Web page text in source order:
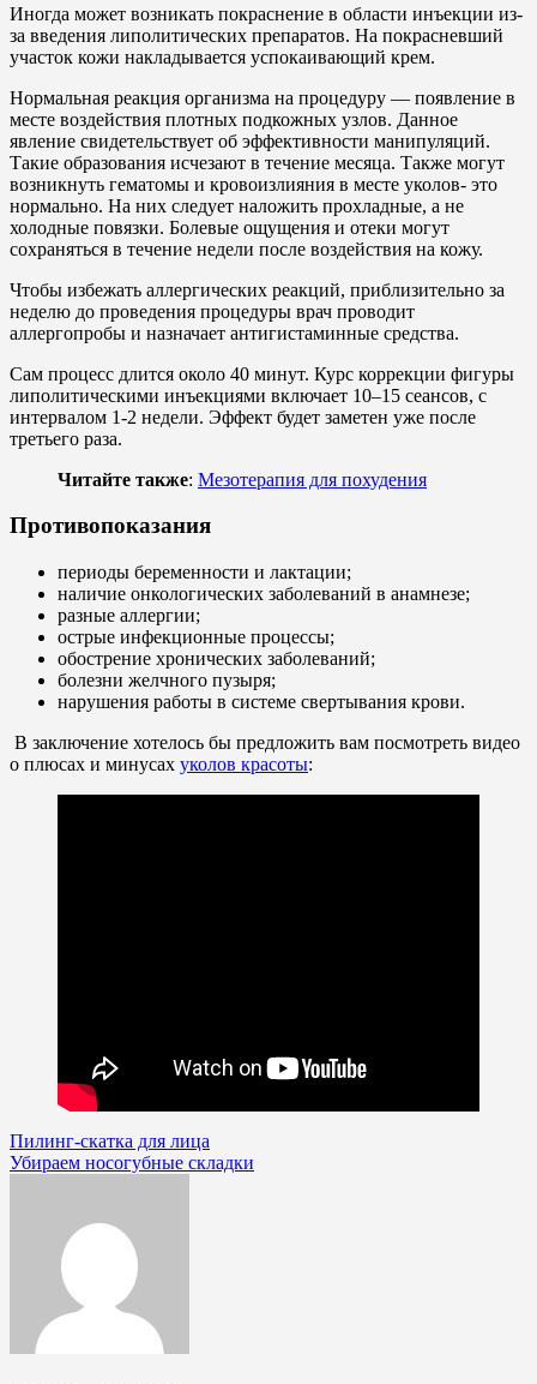
Иногда может возникать покраснение в области инъекции из-
за введения липолитических препаратов. На покрасневший
участок кожи накладывается успокаивающий крем.
Нормальная реакция организма на процедуру — появление в
месте воздействия плотных подкожных узлов. Данное
явление свидетельствует об эффективности манипуляций.
Такие образования исчезают в течение месяца. Также могут
возникнуть гематомы и кровоизлияния в месте уколов- это
нормально. На них следует наложить прохладные, а не
холодные повязки. Болевые ощущения и отеки могут
сохраняться в течение недели после воздействия на кожу.
Чтобы избежать аллергических реакций, приблизительно за
неделю до проведения процедуры врач проводит
аллергопробы и назначает антигистаминные средства.
Сам процесс длится около 40 минут. Курс коррекции фигуры
липолитическими инъекциями включает 10–15 сеансов, с
интервалом 1-2 недели. Эффект будет заметен уже после
третьего раза.
Читайте также: Мезотерапия для похудения
Противопоказания
периоды беременности и лактации;
наличие онкологических заболеваний в анамнезе;
разные аллергии;
острые инфекционные процессы;
обострение хронических заболеваний;
болезни желчного пузыря;
нарушения работы в системе свертывания крови.
В заключение хотелось бы предложить вам посмотреть видео
о плюсах и минусах уколов красоты:
Навигация
по
Пилинг-скатка для лица
Убираем носогубные складки